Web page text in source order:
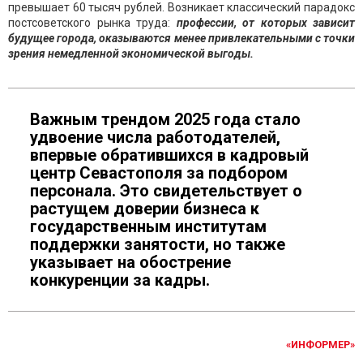
превышает 60 тысяч рублей. Возникает классический парадокс
постсоветского рынка труда: профессии, от которых зависит
будущее города, оказываются менее привлекательными с точки
зрения немедленной экономической выгоды.
Важным трендом 2025 года стало
удвоение числа работодателей,
впервые обратившихся в кадровый
центр Севастополя за подбором
персонала. Это свидетельствует о
растущем доверии бизнеса к
государственным институтам
поддержки занятости, но также
указывает на обострение
конкуренции за кадры.
«ИНФОРМЕР»